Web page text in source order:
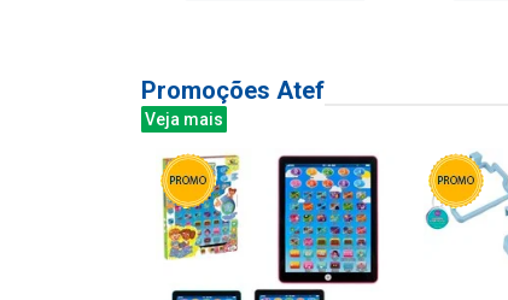
Promoções Atef
Veja mais